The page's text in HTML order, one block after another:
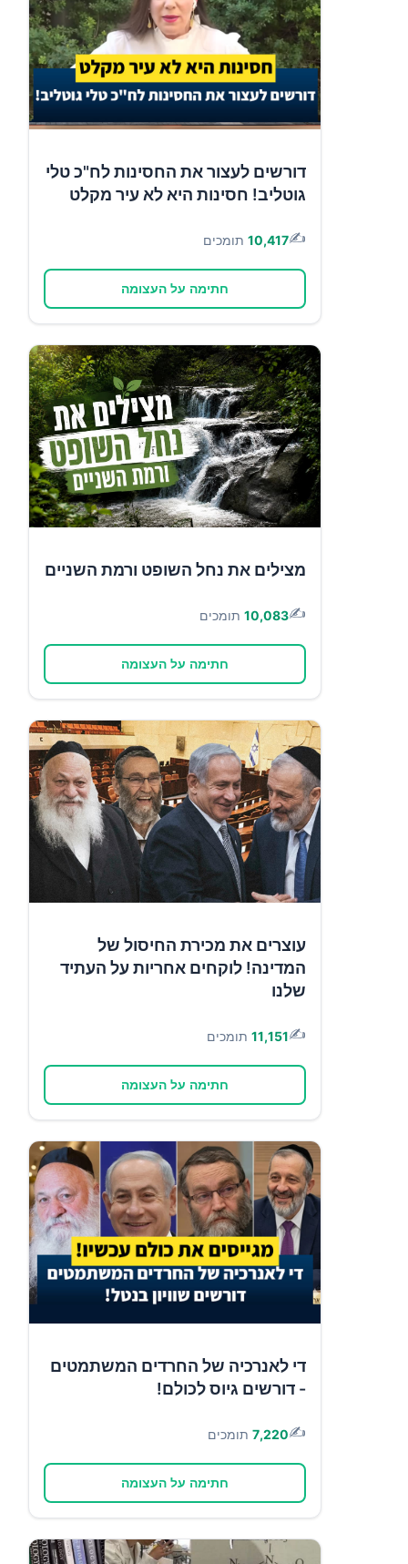
דורשים לעצור את החסינות לח"כ טלי
גוטליב! חסינות היא לא עיר מקלט
✍️
10,417 תומכים
חתימה על העצומה
מצילים את נחל השופט ורמת השניים
✍️
10,083 תומכים
חתימה על העצומה
עוצרים את מכירת החיסול של
המדינה! לוקחים אחריות על העתיד
שלנו
✍️
11,151 תומכים
חתימה על העצומה
די לאנרכיה של החרדים המשתמטים
- דורשים גיוס לכולם!
✍️
7,220 תומכים
חתימה על העצומה